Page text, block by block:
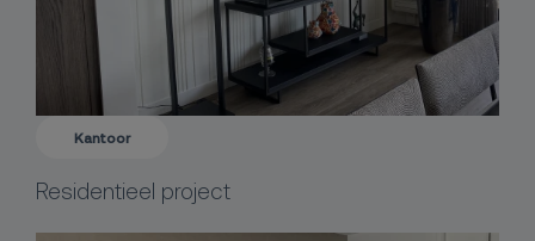
Kantoor
Residentieel project